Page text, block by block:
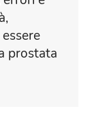
prostata